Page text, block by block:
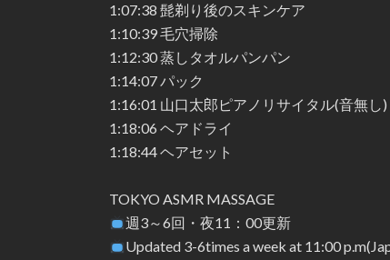
1:07:38 髭剃り後のスキンケア
1:10:39 毛穴掃除
1:12:30 蒸しタオルパンパン
1:14:07 パック
1:16:01 山口太郎ピアノリサイタル(音無し)
1:18:06 ヘアドライ
1:18:44 ヘアセット
TOKYO ASMR MASSAGE
週3～6回・夜11：00更新
Updated 3-6times a week at 11:00